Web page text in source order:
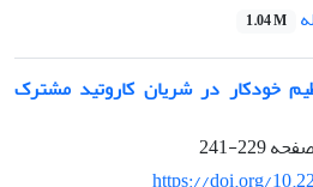
1.04 M
خودکار در شریان کاروتید مشترک
229-241